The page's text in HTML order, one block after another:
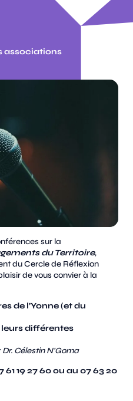
associations
sur la
du Territoire,
du Cercle de Réflexion
de vous convier à la
de l’Yonne (et du
leurs différentes
Célestin N'Goma
19 27 60 ou au 07 63 20